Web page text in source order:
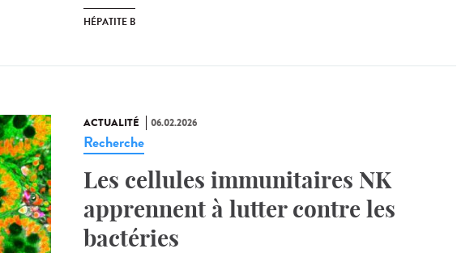
HÉPATITE B
ACTUALITÉ 06.02.2026
Recherche
Les cellules immunitaires NK
apprennent à lutter contre les
bactéries